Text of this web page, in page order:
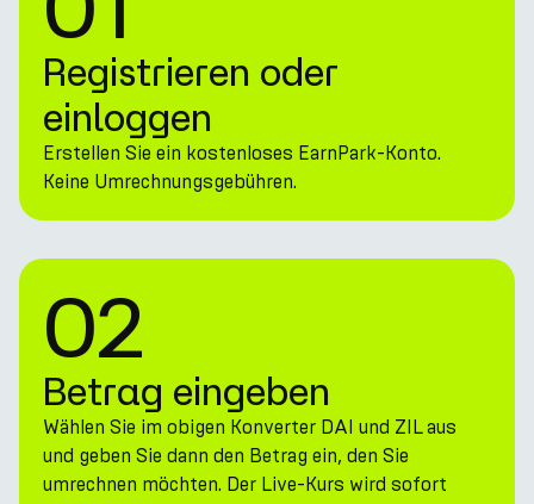
Registrieren oder
einloggen
Erstellen Sie ein kostenloses EarnPark-Konto.
Keine Umrechnungsgebühren.
02
Betrag eingeben
Wählen Sie im obigen Konverter DAI und ZIL aus
und geben Sie dann den Betrag ein, den Sie
umrechnen möchten. Der Live-Kurs wird sofort